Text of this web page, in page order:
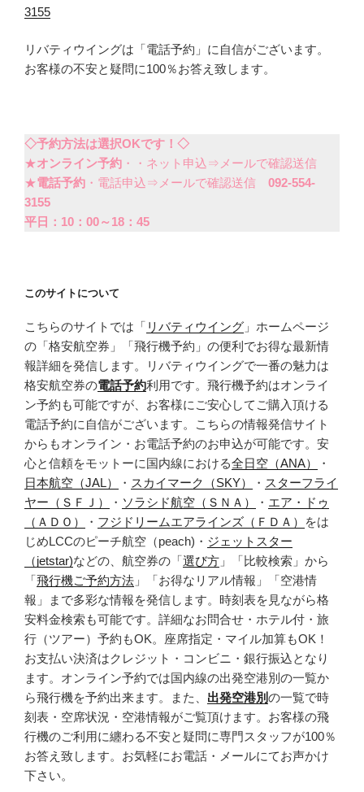
3155
リバティウイングは「電話予約」に自信がございます。
お客様の不安と疑問に100％お答え致します。
◇予約方法は選択OKです！◇
★オンライン予約 ・・ネット申込⇒メールで確認送信
★電話予約 ・電話申込⇒メールで確認送信 092-554-
3155
平日：10：00～18：45
このサイトについて
こちらのサイトでは「 リバティウイング 」ホームページ
の「格安航空券」「飛行機予約」の便利でお得な最新情
報詳細を発信します。リバティウイングで一番の魅力は
格安航空券の電話予約利用です。飛行機予約はオンライ
ン予約も可能ですが、お客様にご安心してご購入頂ける
電話予約に自信がございます。こちらの情報発信サイト
からもオンライン・お電話予約のお申込が可能です。安
心と信頼をモットーに国内線における全日空（ANA）
・
日本航空（JAL）
・ スカイマーク（SKY） ・ スターフライ
ヤー（ＳＦＪ）
・ ソラシド航空（ＳＮＡ） ・ エア・ドゥ
（ＡＤＯ）
・ フジドリームエアラインズ（ＦＤＡ）
をは
じめLCCのピーチ航空（peach)・ ジェットスター
（jetstar)などの、航空券の「選び方 」「比較検索」から
「飛行機ご予約方法 」「お得なリアル情報」「空港情
報」まで多彩な情報を発信します。時刻表を見ながら格
安料金検索も可能です。詳細なお問合せ・ホテル付・旅
行（ツアー）予約もOK。座席指定・マイル加算もOK！
お支払い決済はクレジット・コンビニ・銀行振込となり
ます。オンライン予約では国内線の出発空港別の一覧か
ら飛行機を予約出来ます。また、 出発空港別の一覧で時
刻表・空席状況・空港情報がご覧頂けます。お客様の飛
行機のご利用に纏わる不安と疑問に専門スタッフが100％
お答え致します。お気軽にお電話・メールにてお声かけ
下さい。